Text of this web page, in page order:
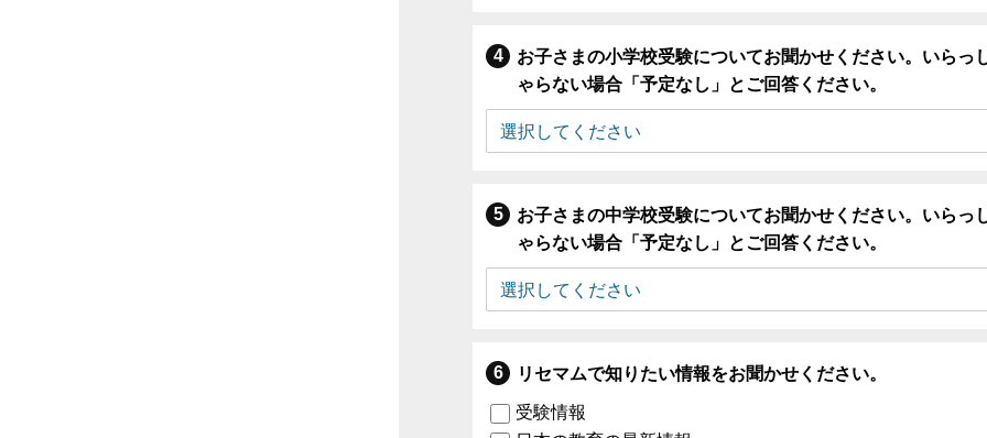
お子さまの小学校受験についてお聞かせください。いらっ
ゃらない場合「予定なし」とご回答ください。
お子さまの中学校受験についてお聞かせください。いらっ
ゃらない場合「予定なし」とご回答ください。
リセマムで知りたい情報をお聞かせください。
受験情報